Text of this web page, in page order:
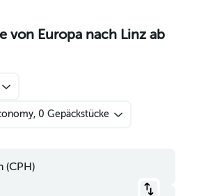
von Europa nach Linz ab
0 Gepäckstücke
(CPH)